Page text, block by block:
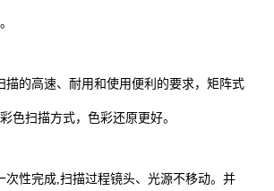
的高速、耐用和使用便利的要求，矩阵式
色扫描方式，色彩还原更好。
性完成,扫描过程镜头、光源不移动。并